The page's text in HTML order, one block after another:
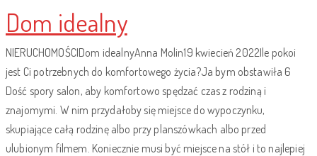
Dom idealny
NIERUCHOMOŚCIDom idealnyAnna Molin19 kwiecień 2022Ile pokoi
jest Ci potrzebnych do komfortowego życia?Ja bym obstawiła 6
Dość spory salon, aby komfortowo spędzać czas z rodziną i
znajomymi. W nim przydałoby się miejsce do wypoczynku,
skupiające całą rodzinę albo przy planszówkach albo przed
ulubionym filmem. Koniecznie musi być miejsce na stół i to najlepiej